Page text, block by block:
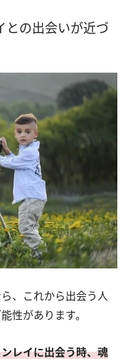
との出会いが近づ
、これから出会う人
性があります。
レイに出会う時、魂